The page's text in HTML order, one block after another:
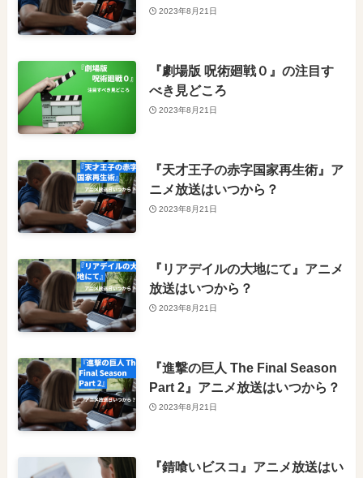
2023年8月21日
『劇場版 呪術廻戦０』の注目す
べき見どころ
2023年8月21日
『天才王子の赤字国家再生術』ア
ニメ放送はいつから？
2023年8月21日
『リアデイルの大地にて』アニメ
放送はいつから？
2023年8月21日
『進撃の巨人 The Final Season
Part 2』アニメ放送はいつから？
2023年8月21日
『錆喰いビスコ』アニメ放送はい